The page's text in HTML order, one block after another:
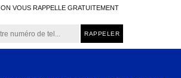
ON VOUS RAPPELLE GRATUITEMENT